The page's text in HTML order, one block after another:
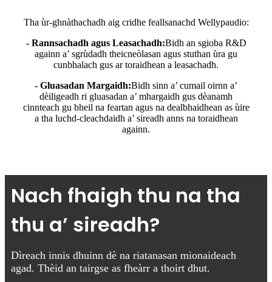
Tha ùr-ghnàthachadh aig cridhe feallsanachd Wellypaudio:
- Rannsachadh agus Leasachadh:Bidh an sgioba R&D
againn a’ sgrùdadh theicneòlasan agus stuthan ùra gu
cunbhalach gus ar toraidhean a leasachadh.
- Gluasadan Margaidh:Bidh sinn a’ cumail oirnn a’
dèiligeadh ri gluasadan a’ mhargaidh gus dèanamh
cinnteach gu bheil na feartan agus na dealbhaidhean as ùire
a tha luchd-cleachdaidh a’ sireadh anns na toraidhean
againn.
Nach fhaigh thu na tha
thu a’ sireadh?
Dìreach innis dhuinn dè na riatanasan mionaideach
agad. Thèid an tairgse as fheàrr a thoirt dhut.